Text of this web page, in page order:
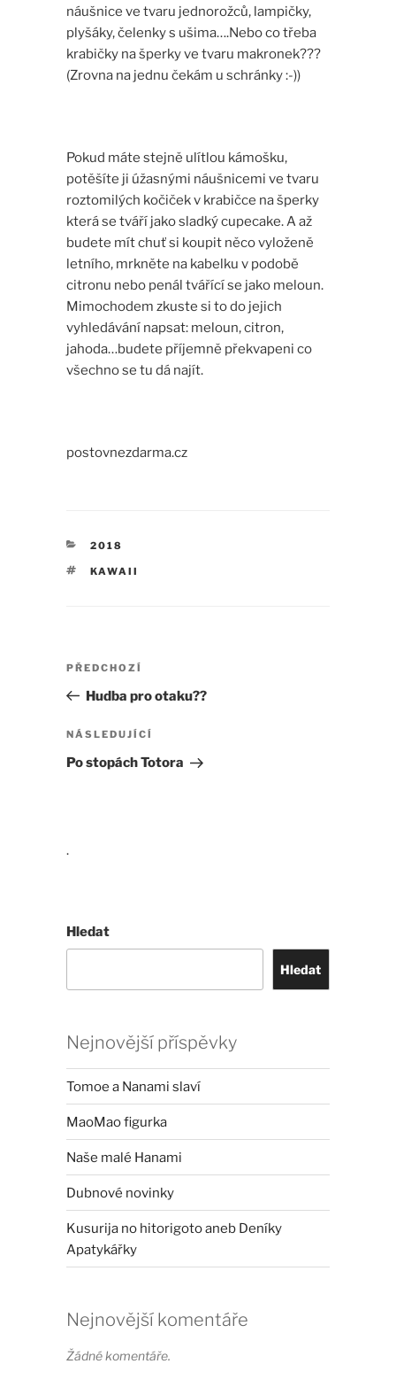
náušnice ve tvaru jednorožců, lampičky,
plyšáky, čelenky s ušima….Nebo co třeba
krabičky na šperky ve tvaru makronek???
(Zrovna na jednu čekám u schránky :-))
Pokud máte stejně ulítlou kámošku,
potěšíte ji úžasnými náušnicemi ve tvaru
roztomilých kočiček v krabičce na šperky
která se tváří jako sladký cupecake. A až
budete mít chuť si koupit něco vyloženě
letního, mrkněte na kabelku v podobě
citronu nebo penál tvářící se jako meloun.
Mimochodem zkuste si to do jejich
vyhledávání napsat: meloun, citron,
jahoda…budete příjemně překvapeni co
všechno se tu dá najít.
postovnezdarma.cz
RUBRIKY
2018
ŠTÍTKY
KAWAII
Navigace
příspěvek
Předchozí
příspěvek
PŘEDCHOZÍ
Hudba pro otaku??
Následující
příspěvek
NÁSLEDUJÍCÍ
Po stopách Totora
.
Hledat
Hledat
Nejnovější příspěvky
Tomoe a Nanami slaví
MaoMao figurka
Naše malé Hanami
Dubnové novinky
Kusurija no hitorigoto aneb Deníky
Apatykářky
Nejnovější komentáře
Žádné komentáře.